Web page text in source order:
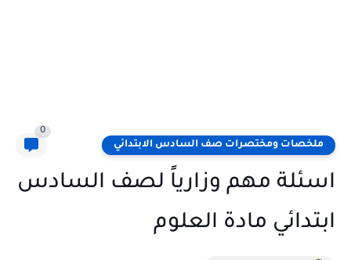
ملخصات ومختصرات صف السادس الابتدائي
0
اسئلة مهم وزارياً لصف السادس
ابتدائي مادة العلوم